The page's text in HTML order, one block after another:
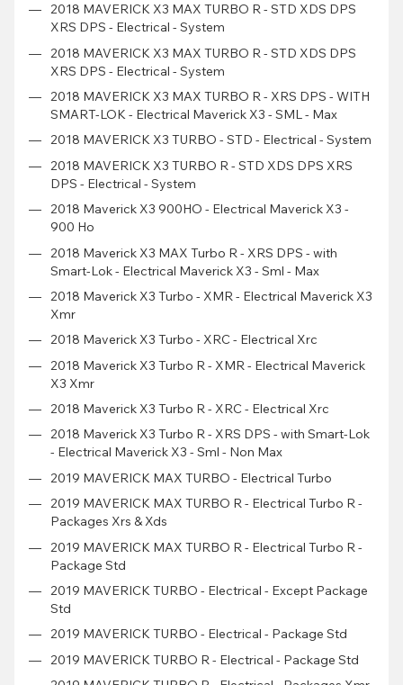
2018 MAVERICK X3 MAX TURBO R - STD XDS DPS
XRS DPS - Electrical - System
2018 MAVERICK X3 MAX TURBO R - STD XDS DPS
XRS DPS - Electrical - System
2018 MAVERICK X3 MAX TURBO R - XRS DPS - WITH
SMART-LOK - Electrical Maverick X3 - SML - Max
2018 MAVERICK X3 TURBO - STD - Electrical - System
2018 MAVERICK X3 TURBO R - STD XDS DPS XRS
DPS - Electrical - System
2018 Maverick X3 900HO - Electrical Maverick X3 -
900 Ho
2018 Maverick X3 MAX Turbo R - XRS DPS - with
Smart-Lok - Electrical Maverick X3 - Sml - Max
2018 Maverick X3 Turbo - XMR - Electrical Maverick X3
Xmr
2018 Maverick X3 Turbo - XRC - Electrical Xrc
2018 Maverick X3 Turbo R - XMR - Electrical Maverick
X3 Xmr
2018 Maverick X3 Turbo R - XRC - Electrical Xrc
2018 Maverick X3 Turbo R - XRS DPS - with Smart-Lok
- Electrical Maverick X3 - Sml - Non Max
2019 MAVERICK MAX TURBO - Electrical Turbo
2019 MAVERICK MAX TURBO R - Electrical Turbo R -
Packages Xrs & Xds
2019 MAVERICK MAX TURBO R - Electrical Turbo R -
Package Std
2019 MAVERICK TURBO - Electrical - Except Package
Std
2019 MAVERICK TURBO - Electrical - Package Std
2019 MAVERICK TURBO R - Electrical - Package Std